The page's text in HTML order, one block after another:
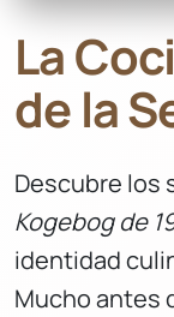
La
de la
Descubre los
Kogebog de
identidad
Mucho antes